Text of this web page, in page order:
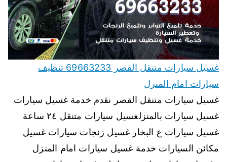
غسيل سيارات متنقل القصر 69663233 تنظيف
سيارات امام المنزل
غسيل سيارات متنقل القصر نقدم خدمة غسيل سيارات
غسيل سيارات بالمنزلغسيل سيارات متنقل ٢٤ ساعة
غسيل سيارات ع البخار غسيل زنجات سيارات غسيل
مكائن السيارات خدمة غسيل سيارات امام المنزل